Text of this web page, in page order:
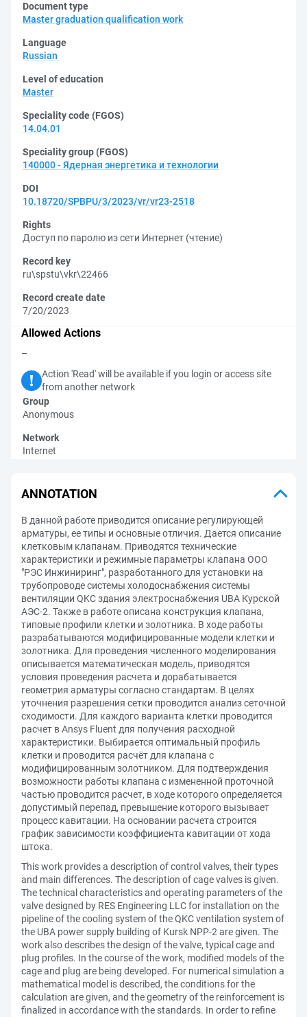
Document type
Master graduation qualification work
Language
Russian
Level of education
Master
Speciality code (FGOS)
14.04.01
Speciality group (FGOS)
140000 - Ядерная энергетика и технологии
DOI
10.18720/SPBPU/3/2023/vr/vr23-2518
Rights
Доступ по паролю из сети Интернет (чтение)
Record key
ru\spstu\vkr\22466
Record create date
7/20/2023
Allowed Actions
–
Action 'Read' will be available if you login or access site
from another network
Group
Anonymous
Network
Internet
ANNOTATION
В данной работе приводится описание регулирующей
арматуры, ее типы и основные отличия. Дается описание
клетковым клапанам. Приводятся технические
характеристики и режимные параметры клапана ООО
"РЭС Инжиниринг", разработанного для установки на
трубопроводе системы холодоснабжения системы
вентиляции QKC здания электроснабжения UBA Курской
АЭС-2. Также в работе описана конструкция клапана,
типовые профили клетки и золотника. В ходе работы
разрабатываются модифицированные модели клетки и
золотника. Для проведения численного моделирования
описывается математическая модель, приводятся
условия проведения расчета и дорабатывается
геометрия арматуры согласно стандартам. В целях
уточнения разрешения сетки проводится анализ сеточной
сходимости. Для каждого варианта клетки проводится
расчет в Ansys Fluent для получения расходной
характеристики. Выбирается оптимальный профиль
клетки и проводится расчёт для клапана с
модифицированным золотником. Для подтверждения
возможности работы клапана с измененной проточной
частью проводится расчет, в ходе которого определяется
допустимый перепад, превышение которого вызывает
процесс кавитации. На основании расчета строится
график зависимости коэффициента кавитации от хода
штока.
This work provides a description of control valves, their types
and main differences. The description of cage valves is given.
The technical characteristics and operating parameters of the
valve designed by RES Engineering LLC for installation on the
pipeline of the cooling system of the QKC ventilation system of
the UBA power supply building of Kursk NPP-2 are given. The
work also describes the design of the valve, typical cage and
plug profiles. In the course of the work, modified models of the
cage and plug are being developed. For numerical simulation a
mathematical model is described, the conditions for the
calculation are given, and the geometry of the reinforcement is
finalized in accordance with the standards. In order to refine